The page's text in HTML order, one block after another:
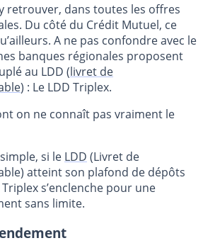
retrouver, dans toutes les offres
Du côté du Crédit Mutuel, ce
A ne pas confondre avec le
banques régionales proposent
au LDD (livret de
) : Le LDD Triplex.
on ne connaît pas vraiment le
si le LDD (Livret de
atteint son plafond de dépôts
s’enclenche pour une
sans limite.